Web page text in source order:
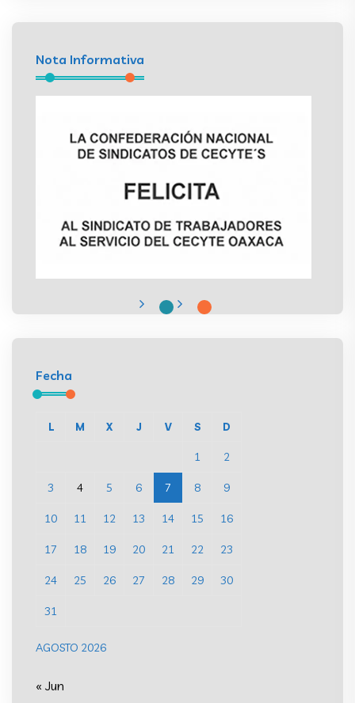
Nota Informativa
Fecha
AGOSTO 2026
L M X J V S D
1 2
3 4 5 6 7 8 9
10 11 12 13 14 15 16
17 18 19 20 21 22 23
24 25 26 27 28 29 30
31
« Jun